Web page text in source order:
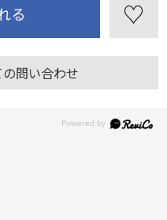
問い合わせ